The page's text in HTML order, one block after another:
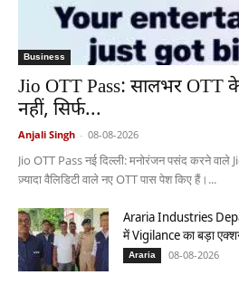
Business
Jio OTT Pass: सालभर OTT
नहीं, सिर्फ...
Anjali Singh - 08-08-2026
Jio OTT Pass नई दिल्ली: मनोरंजन पसंद करने वाले
ज़्यादा वैलिडिटी वाले नए OTT पास पेश किए हैं।...
Araria Industries
में Vigilance का बड़ा
Araria 08-08-2026